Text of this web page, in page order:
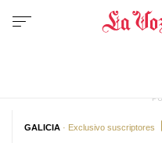
GALICIA · Exclusivo suscriptores